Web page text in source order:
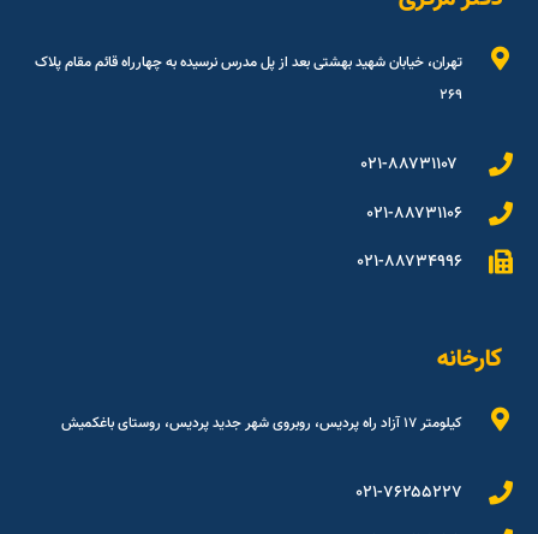
تهران، خیابان شهید بهشتی بعد از پل مدرس نرسیده به چهارراه قائم مقام پلاک
۲۶۹
۰۲۱-۸۸۷۳۱۱۰۶
۰۲۱-۸۸۷۳۴۹۹۶
کارخانه
کیلومتر ۱۷ آزاد راه پردیس، روبروی شهر جدید پردیس، روستای باغکمیش
۰۲۱-۷۶۲۵۵۲۲۷